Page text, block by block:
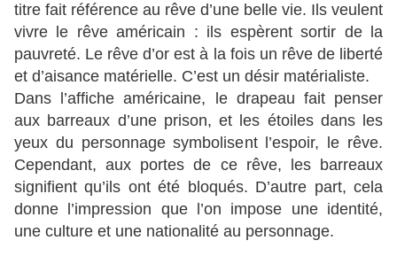
titre fait référence au rêve d’une belle vie. Ils veulent
vivre le rêve américain : ils espèrent sortir de la
pauvreté. Le rêve d’or est à la fois un rêve de liberté
et d’aisance matérielle. C’est un désir matérialiste.
Dans l’affiche américaine, le drapeau fait penser
aux barreaux d’une prison, et les étoiles dans les
yeux du personnage symbolisent l’espoir, le rêve.
Cependant, aux portes de ce rêve, les barreaux
signifient qu’ils ont été bloqués. D’autre part, cela
donne l’impression que l’on impose une identité,
une culture et une nationalité au personnage.